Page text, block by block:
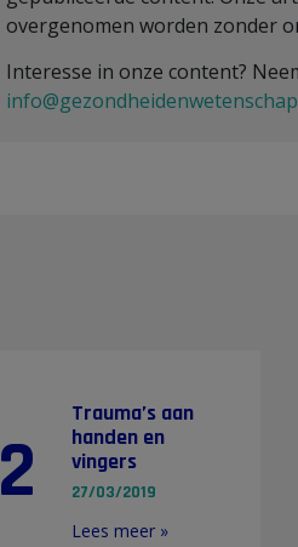
overgenomen worden zonder
Interesse in onze content?
2
Trauma’s aan
handen en
vingers
27/03/2019
Lees meer »